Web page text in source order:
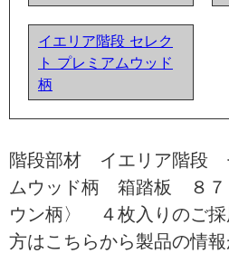
イエリア階段 セレク
ト プレミアムウッド
柄
階段部材 イエリア階段
ムウッド柄 箱踏板 ８７
ウン柄〉 ４枚入りのご採
方はこちらから製品の情